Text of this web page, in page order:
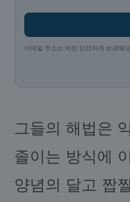
이메일 주소는 저만 안전하게 보관해
그들의 해법은
졸이는 방식에
양념의 달고 짭